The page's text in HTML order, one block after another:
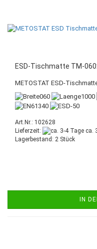
ESD-Tischmatte TM-
METOSTAT ESD-
Art.Nr.: 102628
Lieferzeit:
ca.
Lagerbestand: 2 Stück
IN